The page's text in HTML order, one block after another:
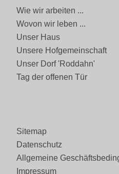
Wie wir arbeiten ...
Wovon wir leben ...
Unser Haus
Unsere Hofgemeinschaft
Unser Dorf 'Roddahn'
Tag der offenen Tür
Sitemap
Datenschutz
Allgemeine
Impressum